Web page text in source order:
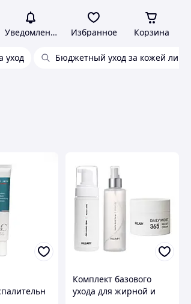
Уведомления Избранное Корзина
уход Бюджетный уход за кожей лица
Комплект базового
ухода для жирной и